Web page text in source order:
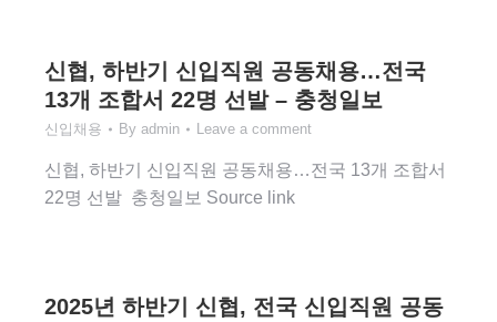
신협, 하반기 신입직원 공동채용…전국
13개 조합서 22명 선발 – 충청일보
신입채용 By admin Leave a comment
신협, 하반기 신입직원 공동채용…전국 13개 조합서
22명 선발 충청일보 Source link
2025년 하반기 신협, 전국 신입직원 공동